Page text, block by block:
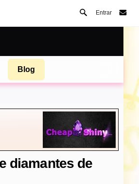
Entrar
Blog
diamantes de